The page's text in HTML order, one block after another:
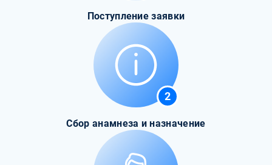
Поступление заявки
2
Сбор анамнеза и назначение